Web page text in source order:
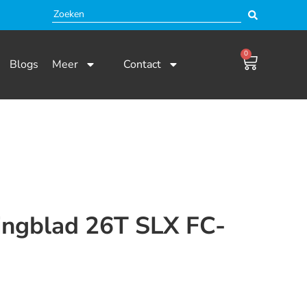
Blogs Meer Contact
0
26T SLX FC-